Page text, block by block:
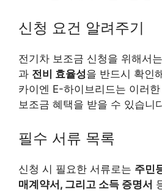
신청 요건 알려주기
전기차 보조금 신청을 위해서
과 전비 효율성을 반드시 확인
카이엔 E-하이브리드는 이러
보조금 혜택을 받을 수 있습니
필수 서류 목록
신청 시 필요한 서류로는 주민
매계약서, 그리고 소득 증명서